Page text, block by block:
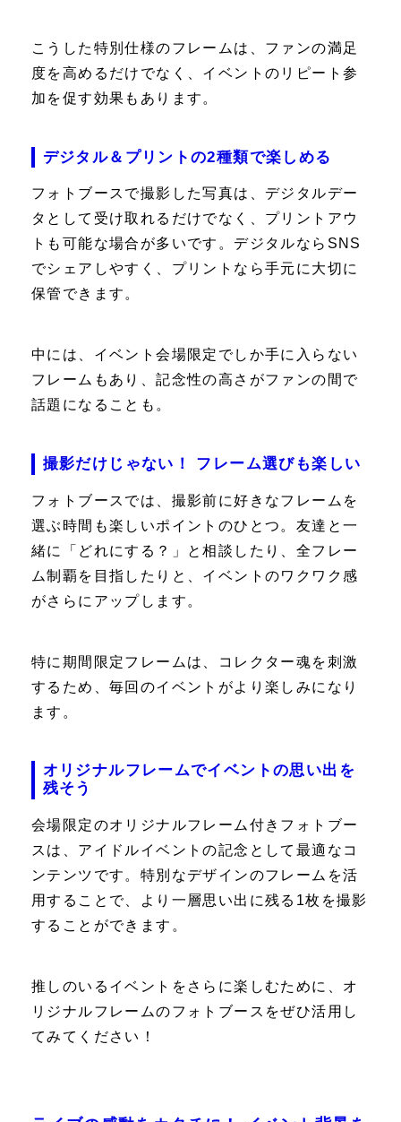
こうした特別仕様のフレームは、ファンの満足
度を高めるだけでなく、イベントのリピート参
加を促す効果もあります。
デジタル＆プリントの2種類で楽しめる
フォトブースで撮影した写真は、デジタルデー
タとして受け取れるだけでなく、プリントアウ
トも可能な場合が多いです。デジタルならSNS
でシェアしやすく、プリントなら手元に大切に
保管できます。
中には、イベント会場限定でしか手に入らない
フレームもあり、記念性の高さがファンの間で
話題になることも。
撮影だけじゃない！ フレーム選びも楽しい
フォトブースでは、撮影前に好きなフレームを
選ぶ時間も楽しいポイントのひとつ。友達と一
緒に「どれにする？」と相談したり、全フレー
ム制覇を目指したりと、イベントのワクワク感
がさらにアップします。
特に期間限定フレームは、コレクター魂を刺激
するため、毎回のイベントがより楽しみになり
ます。
オリジナルフレームでイベントの思い出を
残そう
会場限定のオリジナルフレーム付きフォトブー
スは、アイドルイベントの記念として最適なコ
ンテンツです。特別なデザインのフレームを活
用することで、より一層思い出に残る1枚を撮影
することができます。
推しのいるイベントをさらに楽しむために、オ
リジナルフレームのフォトブースをぜひ活用し
てみてください！